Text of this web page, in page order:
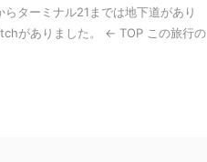
ターミナル21までは地下道があり
がありました。 ← TOP この旅行の